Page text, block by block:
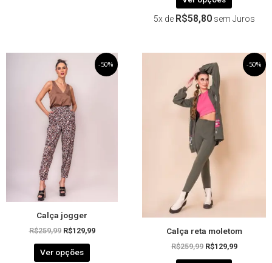
5x de R$58,80 sem Juros
-50%
Calça jogger
R$259,99
preço
original
era:
R$259,99.
R$129,99
O
preço
atual
Ver opções
Este
produto
página
produto
-50%
Calça reta moletom
R$259,99
preço
original
era:
R$259,99.
R$129,99
preço
atual
Este
produto
do
produto